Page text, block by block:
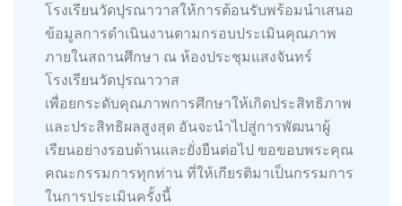
โรงเรียนวัดปุรณาวาสให้การต้อนรับพร้อมนำเสนอ
ข้อมูลการดำเนินงานตามกรอบประเมินคุณภาพ
ภายในสถานศึกษา ณ ห้องประชุมแสงจันทร์
โรงเรียนวัดปุรณาวาส
เพื่อยกระดับคุณภาพการศึกษาให้เกิดประสิทธิภาพ
และประสิทธิผลสูงสุด อันจะนำไปสู่การพัฒนาผู้
เรียนอย่างรอบด้านและยั่งยืนต่อไป ขอขอบพระคุณ
คณะกรรมการทุกท่าน ที่ให้เกียรติมาเป็นกรรมการ
ในการประเมินครั้งนี้